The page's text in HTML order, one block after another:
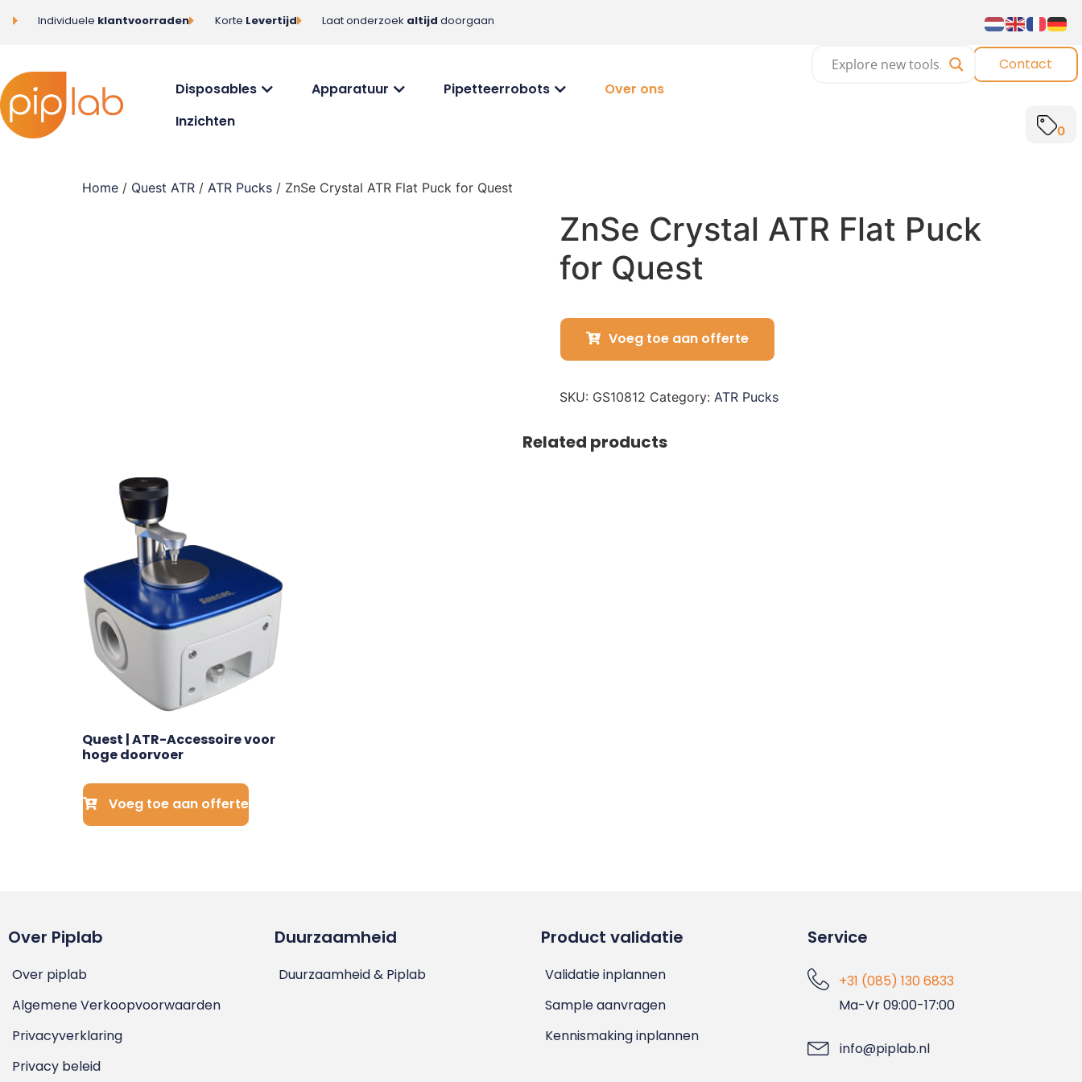
Individuele klantvoorraden Korte Levertijd Laat onderzoek altijd doorgaan
Disposables Apparatuur Pipetteerrobots
Over ons
Inzichten
Contact
0
Home / Quest ATR / ATR Pucks / ZnSe Crystal ATR Flat Puck for Quest
ZnSe Crystal ATR Flat Puck
for Quest
Voeg toe aan offerte
SKU: GS10812 Category: ATR Pucks
Related products
Quest | ATR-Accessoire voor
hoge doorvoer
Voeg toe aan offerte
Over Piplab
Over piplab
Algemene Verkoopvoorwaarden
Privacyverklaring
Privacy beleid
Duurzaamheid
Duurzaamheid & Piplab
Product validatie
Validatie inplannen
Sample aanvragen
Kennismaking inplannen
Service
+31 (085) 130 6833
Ma-Vr 09:00-17:00
info@piplab.nl